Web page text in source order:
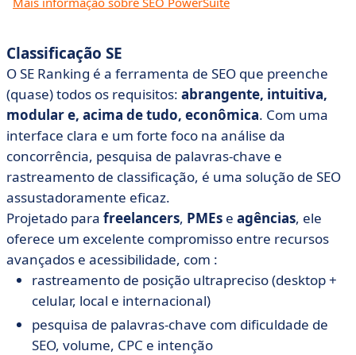
Classificação SE
O SE Ranking é a ferramenta de SEO que preenche
(quase) todos os requisitos: abrangente, intuitiva,
modular e, acima de tudo, econômica. Com uma
interface clara e um forte foco na análise da
concorrência, pesquisa de palavras-chave e
rastreamento de classificação, é uma solução de SEO
assustadoramente eficaz.
Projetado para freelancers, PMEs e agências, ele
oferece um excelente compromisso entre recursos
avançados e acessibilidade, com :
rastreamento de posição ultrapreciso (desktop +
celular, local e internacional)
pesquisa de palavras-chave com dificuldade de
SEO, volume, CPC e intenção